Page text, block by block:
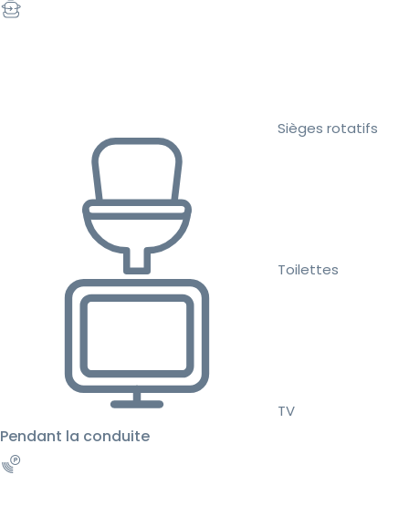
Sièges rotatifs
Toilettes
TV
Pendant la conduite